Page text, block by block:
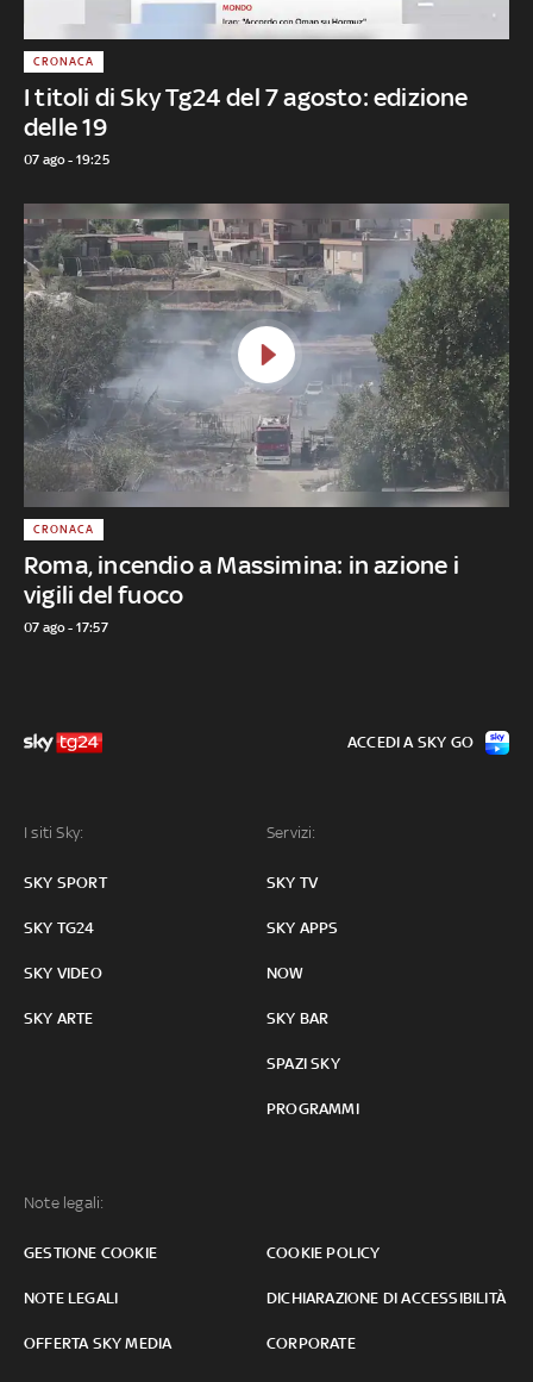
I titoli di Sky Tg24 del 7 agosto: edizione
delle 19
CRONACA
07 ago - 19:25
Roma, incendio a Massimina: in azione i
vigili del fuoco
CRONACA
07 ago - 17:57
I siti Sky:
SKY SPORT
SKY TG24
SKY VIDEO
SKY ARTE
Servizi:
SKY TV
SKY APPS
NOW
SKY BAR
SPAZI SKY
PROGRAMMI
Note legali:
GESTIONE COOKIE COOKIE POLICY
NOTE LEGALI DICHIARAZIONE DI ACCESSIBILITÀ
OFFERTA SKY MEDIA CORPORATE
ACCEDI A SKY GO